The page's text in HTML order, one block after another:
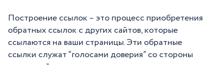
Построение ссылок – это процесс приобретения
обратных ссылок с других сайтов, которые
ссылаются на ваши страницы. Эти обратные
ссылки служат “голосами доверия” со стороны